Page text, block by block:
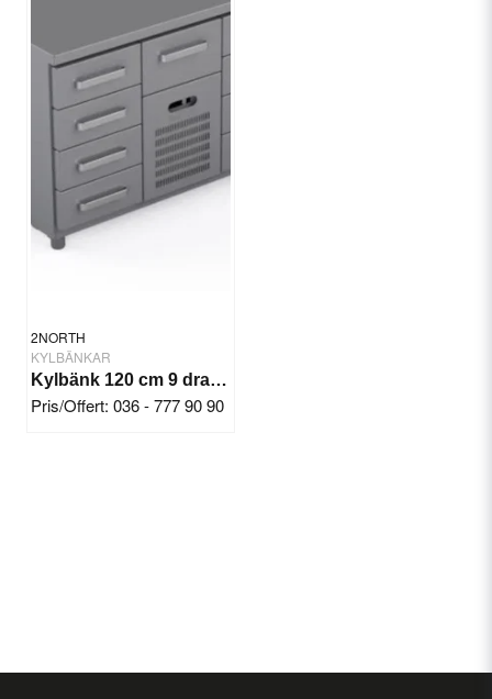
2NORTH
KYLBÄNKAR
Kylbänk 120 cm 9 draglådor
Pris/Offert: 036 - 777 90 90